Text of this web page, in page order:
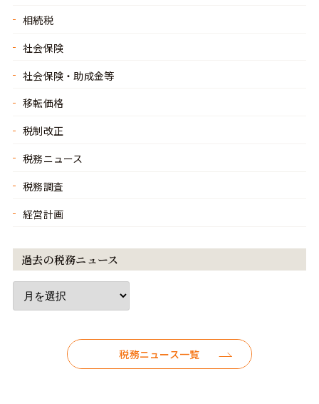
相続税
社会保険
社会保険・助成金等
移転価格
税制改正
税務ニュース
税務調査
経営計画
過去の税務ニュース
税務ニュース一覧